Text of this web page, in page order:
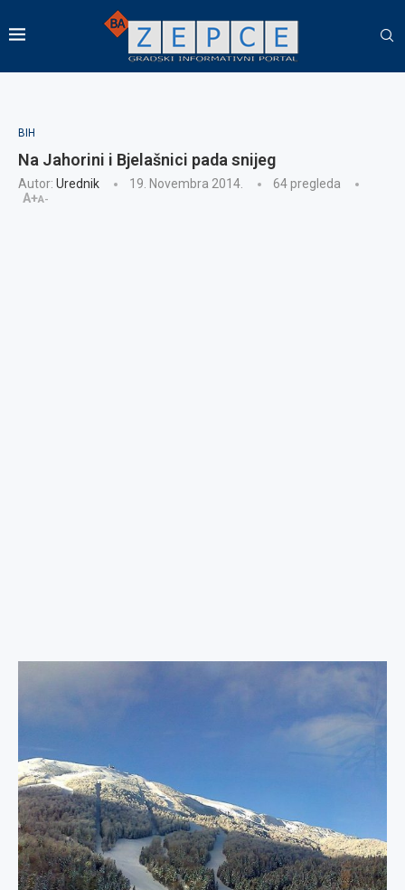
BIH
Na Jahorini i Bjelašnici pada snijeg
Autor: Urednik 19. Novembra 2014. 64pregleda
A+A-